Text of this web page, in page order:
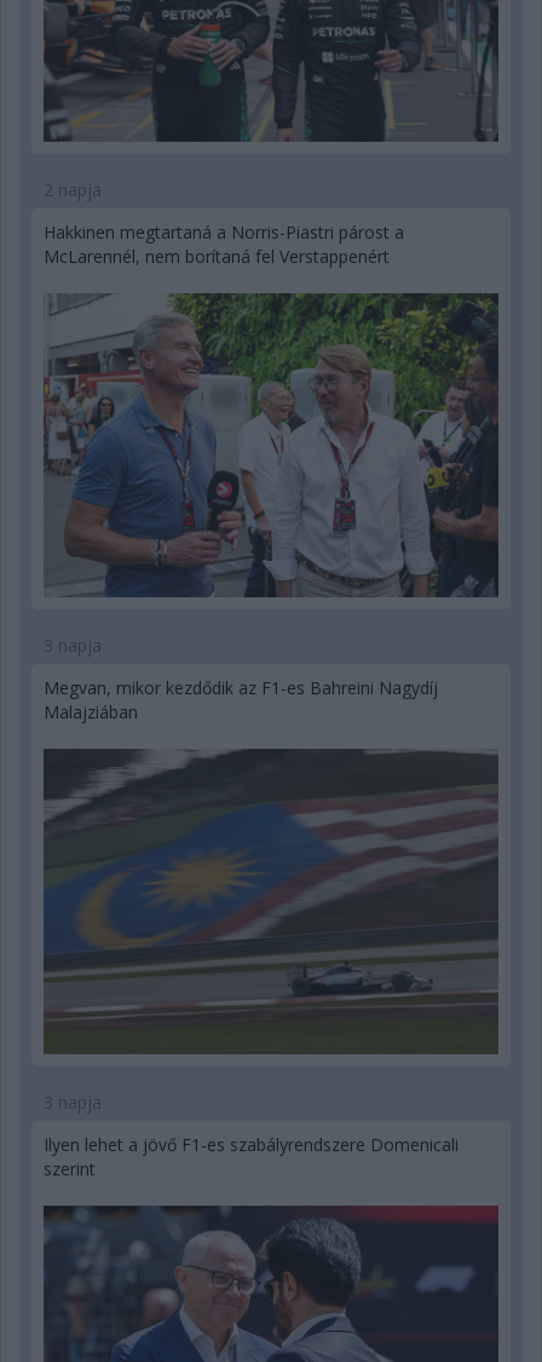
2 napja
Hakkinen megtartaná a Norris-Piastri párost a
McLarennél, nem borítaná fel Verstappenért
3 napja
Megvan, mikor kezdődik az F1-es Bahreini Nagydíj
Malajziában
3 napja
Ilyen lehet a jövő F1-es szabályrendszere Domenicali
szerint